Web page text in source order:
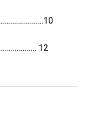
12